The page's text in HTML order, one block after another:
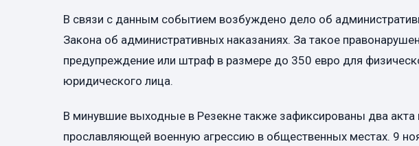
В связи с данным событием возбуждено дело об
Закона об административных наказаниях. За такое
предупреждение или штраф в размере до 350 евро для
юридического лица.
В минувшие выходные в Резекне также зафиксированы два акта
прославляющей военную агрессию в общественных местах. 9